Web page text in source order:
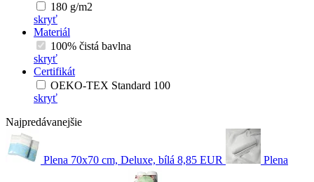
180 g/m2
skryť
Materiál
100% čistá bavlna
skryť
Certifikát
OEKO-TEX Standard 100
skryť
Najpredávanejšie
Plena 70x70 cm, Deluxe, bílá 8,85 EUR Plena